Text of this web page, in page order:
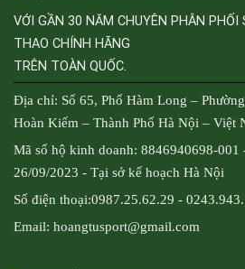
VỚI GẦN 30 NĂM CHUYÊN PHÂN PHỐI
THAO CHÍNH HÃNG
TRÊN TOÀN QUỐC.
Địa chỉ: Số 65, Phố Hàm Long –
Hoàn Kiếm – Thành Phố Hà Nội – Việt
Mã số hộ kinh doanh: 8846940698-
26/09/2023 - Tại sở kế hoạch Hà Nội
Số điện thoại:0987.25.62.29 -
Email: hoangtusport@gmail.com